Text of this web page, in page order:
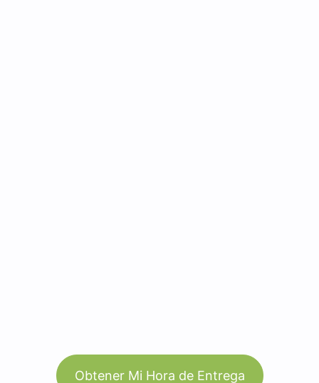
Obtener Mi Hora de Entrega